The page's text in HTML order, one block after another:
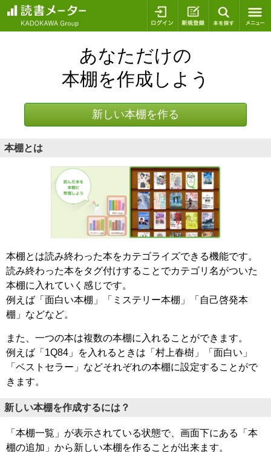
ログイン 新規登録
あなただけの
本棚を作成しよう
新しい本棚を作る
本棚とは
本棚とは読み終わった本をカテゴライズできる機能です。
読み終わった本をタグ付けすることでカテゴリ名がついた
本棚に入れていく感じです。
例えば「面白い本棚」「ミステリー本棚」「自己啓発本
棚」などなど。
また、一つの本は複数の本棚に入れることができます。
例えば「1Q84」を入れるときは「村上春樹」「面白い」
「ベストセラー」などそれぞれの本棚に設定することがで
きます。
新しい本棚を作成するには？
「本棚一覧」が表示されている状態で、画面下にある「本
棚の追加」から新しい本棚を作ることが出来ます。